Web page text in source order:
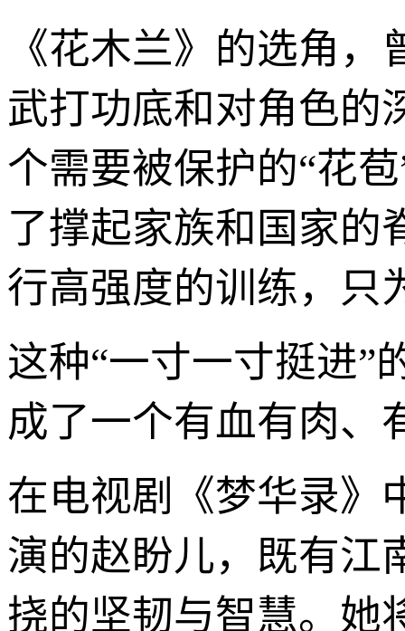
《花木兰》的选角
武打功底和对角色的
个需要被保护的“花
了撑起家族和国家的
行高强度的训练，只
这种“一寸一寸挺进”
成了一个有血有肉、
在电视剧《梦华录》
演的赵盼儿，既有江
挠的坚韧与智慧。她